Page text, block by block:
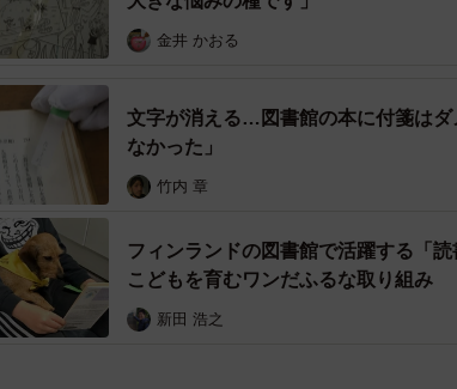
動画では端にフェルトのようなシートのついた専用のものさしを
金井 かおる
文字が消える…図書館の本に付箋は
なかった」
竹内 章
フィンランドの図書館で活躍する「
こどもを育むワンだふるな取り組み
新田 浩之